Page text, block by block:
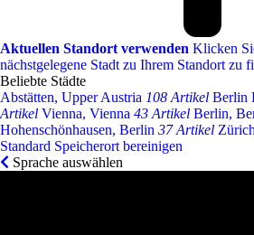
Aktuellen Standort verwenden Klicken
nächstgelegene Stadt zu Ihrem Standort zu
Beliebte Städte
Abstätten, Upper Austria 108 Artikel Berlin
Artikel Vienna, Vienna 43 Artikel Berlin,
Hohenschönhausen, Berlin 37 Artikel
Standard Speicherort bereinigen
Sprache auswählen